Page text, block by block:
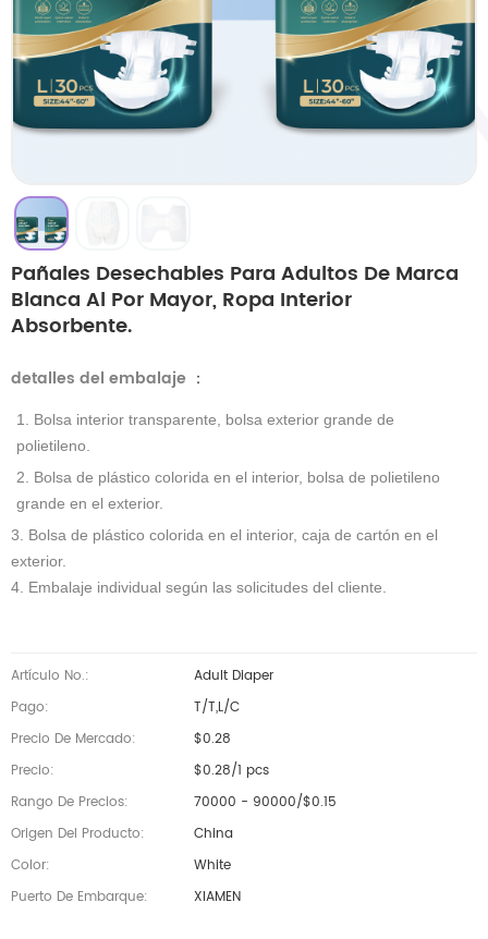
Pañales Desechables Para Adultos De Marca
Blanca Al Por Mayor, Ropa Interior
Absorbente.
detalles del embalaje ：
1. Bolsa interior transparente, bolsa exterior grande de
polietileno.
2. Bolsa de plástico colorida en el interior, bolsa de polietileno
grande en el exterior.
3. Bolsa de plástico colorida en el interior, caja de cartón en el
exterior.
4. Embalaje individual según las solicitudes del cliente.
Artículo No.:
Adult Diaper
Pago:
T/T,L/C
Precio De Mercado:
$0.28
Precio:
$0.28/1 pcs
Rango De Precios:
70000 - 90000/$0.15
Origen Del Producto:
China
Color:
White
Puerto De Embarque:
XIAMEN